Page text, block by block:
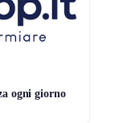
ogni giorno